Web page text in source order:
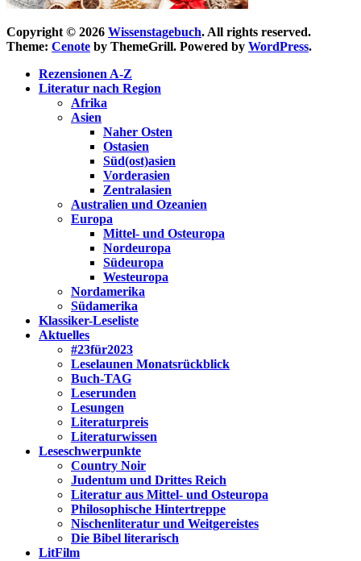
Copyright © 2026 Wissenstagebuch. All rights reserved.
Theme: Cenote by ThemeGrill. Powered by WordPress.
Rezensionen A-Z
Literatur nach Region
Afrika
Asien
Naher Osten
Ostasien
Süd(ost)asien
Vorderasien
Zentralasien
Australien und Ozeanien
Europa
Mittel- und Osteuropa
Nordeuropa
Südeuropa
Westeuropa
Nordamerika
Südamerika
Klassiker-Leseliste
Aktuelles
#23für2023
Leselaunen Monatsrückblick
Buch-TAG
Leserunden
Lesungen
Literaturpreis
Literaturwissen
Leseschwerpunkte
Country Noir
Judentum und Drittes Reich
Literatur aus Mittel- und Osteuropa
Philosophische Hintertreppe
Nischenliteratur und Weitgereistes
Die Bibel literarisch
LitFilm